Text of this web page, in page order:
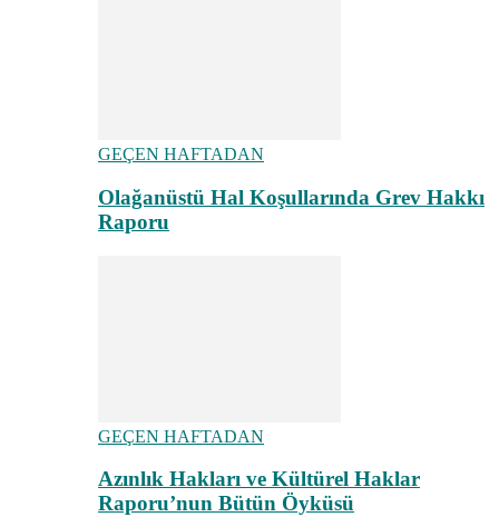
GEÇEN HAFTADAN
Olağanüstü Hal Koşullarında Grev Hakkı
Raporu
GEÇEN HAFTADAN
Azınlık Hakları ve Kültürel Haklar
Raporu’nun Bütün Öyküsü